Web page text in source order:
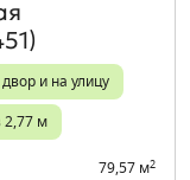
и на улицу
2,77 м
79,57 м2